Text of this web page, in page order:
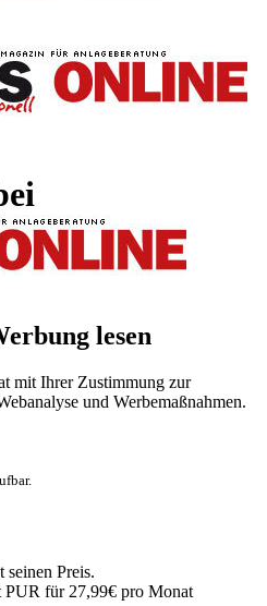
lesen
mit Ihrer Zustimmung zur
und Werbemaßnahmen.
seinen Preis.
PUR für 27,99€ pro Monat